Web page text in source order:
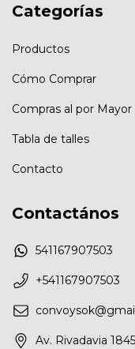
Categorías
Productos
Cómo Comprar
Compras al por Mayor
Tabla de talles
Contacto
Contactános
541167907503
+541167907503
Av. Rivadavia